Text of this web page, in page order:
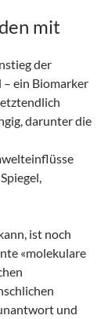
mit
der
ein Biomarker
darunter die
ist noch
«molekulare
und